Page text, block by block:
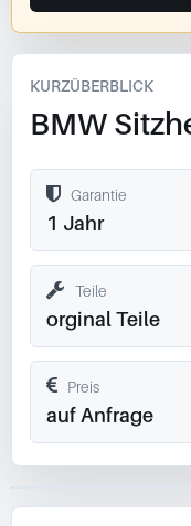
KURZÜBERBLICK
BMW
Garantie
1 Jahr
Teile
orginal Teile
Preis
auf Anfrage